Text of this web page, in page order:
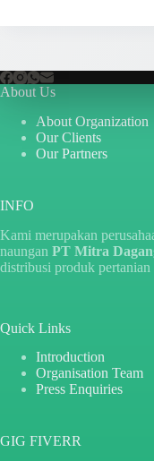
About Us
About Organization
Our Clients
Our Partners
INFO
Kami merupakan
naungan PT Mitra
distribusi produk pertanian
Quick Links
Introduction
Organisation Team
Press Enquiries
GIG FIVERR